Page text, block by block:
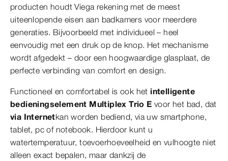
producten houdt Viega rekening met de meest
uiteenlopende eisen aan badkamers voor meerdere
generaties. Bijvoorbeeld met individueel – heel
eenvoudig met een druk op de knop. Het mechanisme
wordt afgedekt – door een hoogwaardige glasplaat, de
perfecte verbinding van comfort en design.
Functioneel en comfortabel is ook het intelligente
bedieningselement Multiplex Trio E voor het bad, dat
via Internetkan worden bediend, via uw smartphone,
tablet, pc of notebook. Hierdoor kunt u
watertemperatuur, toevoerhoeveelheid en vulhoogte niet
alleen exact bepalen, maar dankzij de